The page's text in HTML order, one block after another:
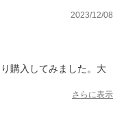
2023/12/08
購入してみました。大
さらに表示